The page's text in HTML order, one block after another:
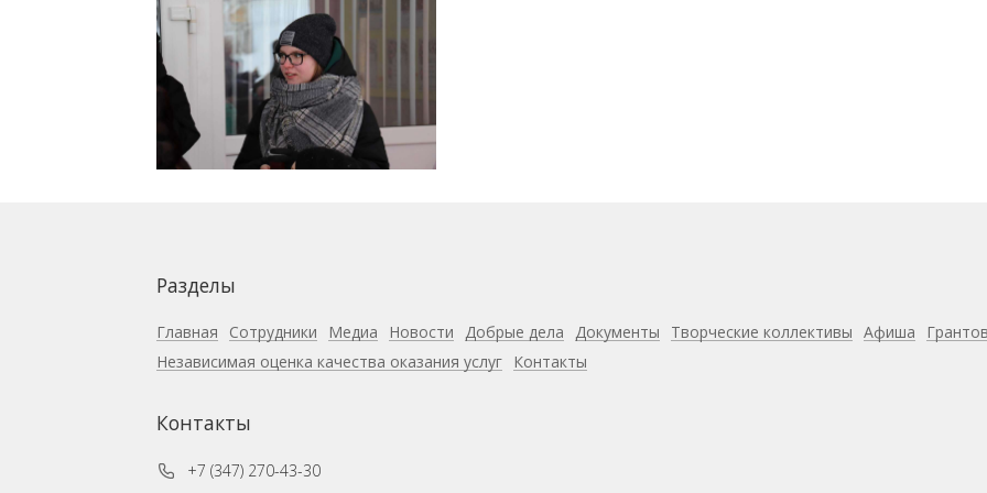
Разделы
Главная Сотрудники Медиа Новости Добрые дела Документы Творческие коллективы Афиша
Независимая оценка качества оказания услуг Контакты
Контакты
+7 (347) 270-43-30